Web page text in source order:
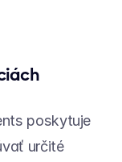
poskytuje
určité